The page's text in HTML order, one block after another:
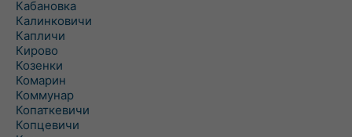
Кабановка
Калинковичи
Капличи
Кирово
Козенки
Комарин
Коммунар
Копаткевичи
Копцевичи